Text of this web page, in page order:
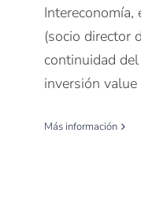
Intereconomía,
(socio director
continuidad
inversión
Más información